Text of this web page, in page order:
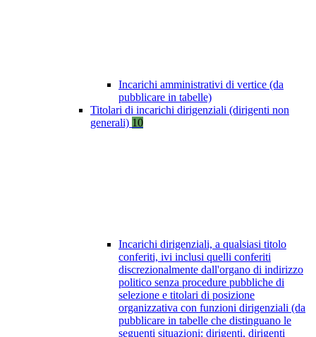
Incarichi amministrativi di vertice (da
pubblicare in tabelle)
Titolari di incarichi dirigenziali (dirigenti non
generali) 10
Incarichi dirigenziali, a qualsiasi titolo
conferiti, ivi inclusi quelli conferiti
discrezionalmente dall'organo di indirizzo
politico senza procedure pubbliche di
selezione e titolari di posizione
organizzativa con funzioni dirigenziali (da
pubblicare in tabelle che distinguano le
seguenti situazioni: dirigenti, dirigenti